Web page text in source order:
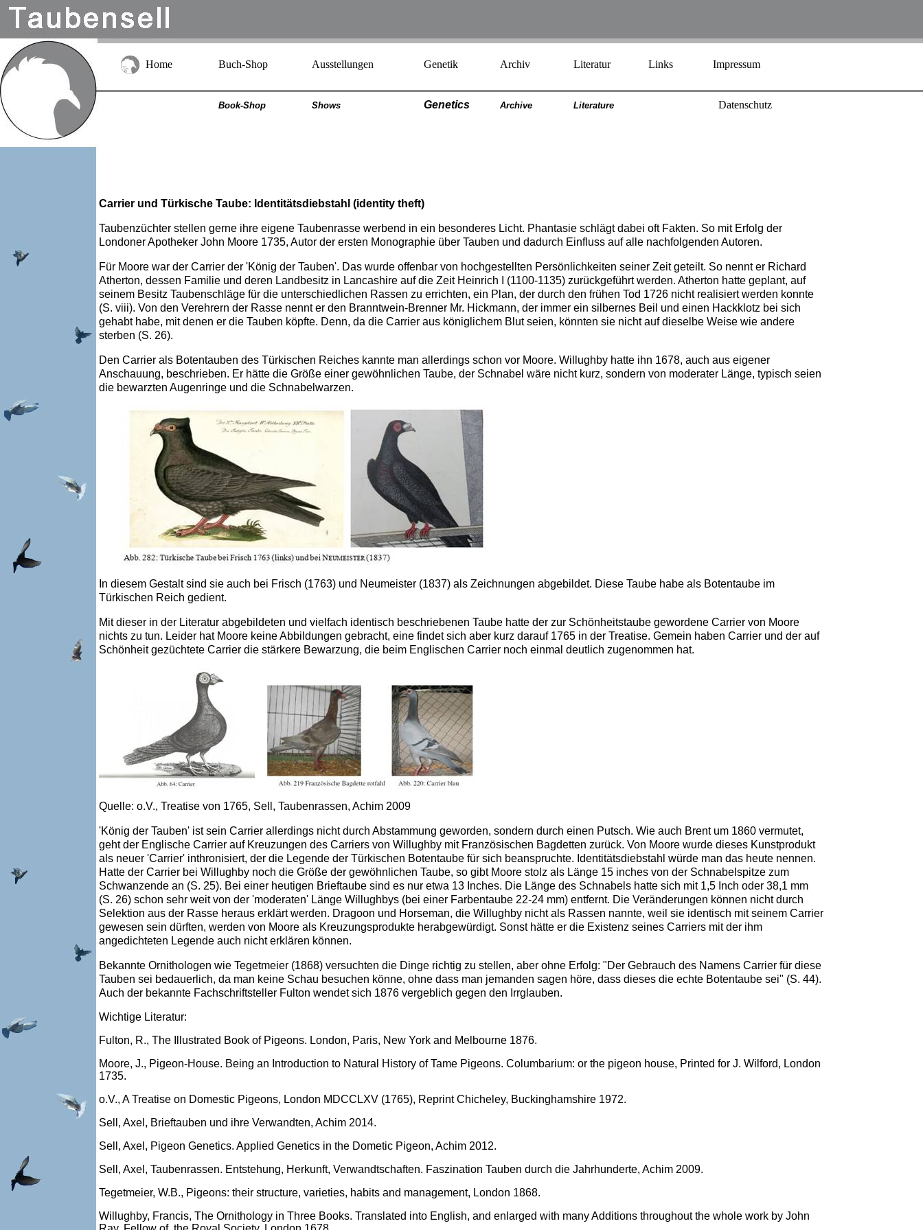
Home Buch-Shop Ausstellungen Genetik Archiv Literatur Links Impressum
Book-Shop Shows Genetics Archive Literature Datenschutz
Carrier und Türkische Taube: Identitätsdiebstahl (identity theft)
Taubenzüchter stellen gerne ihre eigene Taubenrasse werbend in ein besonderes Licht. Phantasie schlägt dabei oft Fakten. So mit Erfolg der
Londoner Apotheker John Moore 1735, Autor der ersten Monographie über Tauben und dadurch Einfluss auf alle nachfolgenden Autoren.
Für Moore war der Carrier der 'König der Tauben'. Das wurde offenbar von hochgestellten Persönlichkeiten seiner Zeit geteilt. So nennt er Richard
Atherton, dessen Familie und deren Landbesitz in Lancashire auf die Zeit Heinrich I (1100-1135) zurückgeführt werden. Atherton hatte geplant, auf
seinem Besitz Taubenschläge für die unterschiedlichen Rassen zu errichten, ein Plan, der durch den frühen Tod 1726 nicht realisiert werden konnte
(S. viii). Von den Verehrern der Rasse nennt er den Branntwein-Brenner Mr. Hickmann, der immer ein silbernes Beil und einen Hackklotz bei sich
gehabt habe, mit denen er die Tauben köpfte. Denn, da die Carrier aus königlichem Blut seien, könnten sie nicht auf dieselbe Weise wie andere
sterben (S. 26).
Den Carrier als Botentauben des Türkischen Reiches kannte man allerdings schon vor Moore. Willughby hatte ihn 1678, auch aus eigener
Anschauung, beschrieben. Er hätte die Größe einer gewöhnlichen Taube, der Schnabel wäre nicht kurz, sondern von moderater Länge, typisch seien
die bewarzten Augenringe und die Schnabelwarzen.
In diesem Gestalt sind sie auch bei Frisch (1763) und Neumeister (1837) als Zeichnungen abgebildet. Diese Taube habe als Botentaube im
Türkischen Reich gedient.
Mit dieser in der Literatur abgebildeten und vielfach identisch beschriebenen Taube hatte der zur Schönheitstaube gewordene Carrier von Moore
nichts zu tun. Leider hat Moore keine Abbildungen gebracht, eine findet sich aber kurz darauf 1765 in der Treatise. Gemein haben Carrier und der auf
Schönheit gezüchtete Carrier die stärkere Bewarzung, die beim Englischen Carrier noch einmal deutlich zugenommen hat.
Quelle: o.V., Treatise von 1765, Sell, Taubenrassen, Achim 2009
'König der Tauben' ist sein Carrier allerdings nicht durch Abstammung geworden, sondern durch einen Putsch. Wie auch Brent um 1860 vermutet,
geht der Englische Carrier auf Kreuzungen des Carriers von Willughby mit Französischen Bagdetten zurück. Von Moore wurde dieses Kunstprodukt
als neuer 'Carrier' inthronisiert, der die Legende der Türkischen Botentaube für sich beanspruchte. Identitätsdiebstahl würde man das heute nennen.
Hatte der Carrier bei Willughby noch die Größe der gewöhnlichen Taube, so gibt Moore stolz als Länge 15 inches von der Schnabelspitze zum
Schwanzende an (S. 25). Bei einer heutigen Brieftaube sind es nur etwa 13 Inches. Die Länge des Schnabels hatte sich mit 1,5 Inch oder 38,1 mm
(S. 26) schon sehr weit von der 'moderaten' Länge Willughbys (bei einer Farbentaube 22-24 mm) entfernt. Die Veränderungen können nicht durch
Selektion aus der Rasse heraus erklärt werden. Dragoon und Horseman, die Willughby nicht als Rassen nannte, weil sie identisch mit seinem Carrier
gewesen sein dürften, werden von Moore als Kreuzungsprodukte herabgewürdigt. Sonst hätte er die Existenz seines Carriers mit der ihm
angedichteten Legende auch nicht erklären können.
Bekannte Ornithologen wie Tegetmeier (1868) versuchten die Dinge richtig zu stellen, aber ohne Erfolg: "Der Gebrauch des Namens Carrier für diese
Tauben sei bedauerlich, da man keine Schau besuchen könne, ohne dass man jemanden sagen höre, dass dieses die echte Botentaube sei" (S. 44).
Auch der bekannte Fachschriftsteller Fulton wendet sich 1876 vergeblich gegen den Irrglauben.
Wichtige Literatur:
Fulton, R., The Illustrated Book of Pigeons. London, Paris, New York and Melbourne 1876.
Moore, J., Pigeon-House. Being an Introduction to Natural History of Tame Pigeons. Colum­barium: or the pigeon house, Printed for J. Wilford, London
1735.
o.V., A Treatise on Domestic Pigeons, London MDCCLXV (1765), Reprint Chicheley, Bucking­hamshire 1972.
Sell, Axel, Brieftauben und ihre Verwandten, Achim 2014.
Sell, Axel, Pigeon Genetics. Applied Genetics in the Dometic Pigeon, Achim 2012.
Sell, Axel, Taubenrassen. Entstehung, Herkunft, Verwandtschaften. Faszination Tauben durch die Jahrhunderte, Achim 2009.
Tegetmeier, W.B., Pigeons: their structure, varieties, habits and management, London 1868.
Willughby, Francis, The Ornithology in Three Books. Translated into English, and enlarged with many Additions throughout the whole work by John